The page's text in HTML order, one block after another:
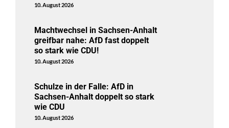
10. August 2026
Machtwechsel in Sachsen-Anhalt
greifbar nahe: AfD fast doppelt
so stark wie CDU!
10. August 2026
Schulze in der Falle: AfD in
Sachsen-Anhalt doppelt so stark
wie CDU
10. August 2026